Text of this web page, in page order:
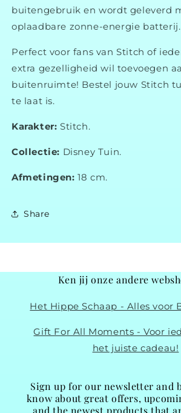
buitengebruikenwordt geleverd
oplaadbare zonne-energie batterij.
Perfect voor fans van Stitchof
extra gezelligheidwil toevoegen
buitenruimte! Bestel jouw Stitch
te laat is.
Karakter: Stitch.
Collectie: Disney Tuin.
Afmetingen:18 cm.
Share
Ken jij onze andere
Het Hippe Schaap - Alles voor
Gift For All Moments - Voor
het juiste cadeau!
Sign up for our newsletter and
know about great offers,
and the newest products that